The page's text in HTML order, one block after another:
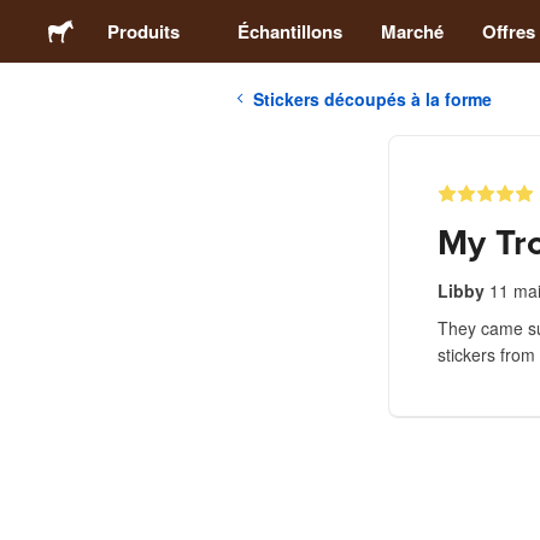
Produits Échantillons Marché Offres
Stickers découpés à la forme
My
Libby 11
They came
stickers